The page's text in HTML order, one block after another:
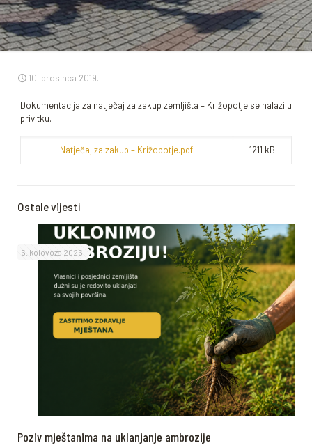
10. prosinca 2019.
Dokumentacija za natječaj za zakup zemljišta – Križopotje se nalazi u
privitku.
Natječaj za zakup – Križopotje.pdf 1211 kB
Ostale vijesti
6. kolovoza 2026.
Poziv mještanima na uklanjanje ambrozije